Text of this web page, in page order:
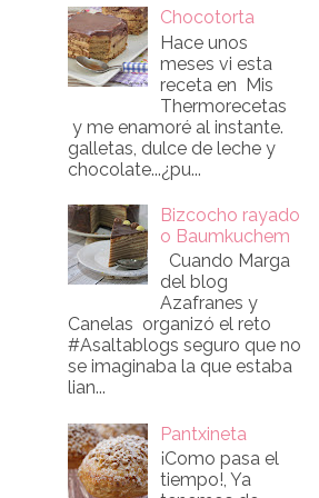
Chocotorta
Hace unos
meses vi esta
receta en Mis
Thermorecetas
y me enamoré al instante.
galletas, dulce de leche y
chocolate...¿pu...
Bizcocho rayado
o Baumkuchem
Cuando Marga
del blog
Azafranes y
Canelas organizó el reto
#Asaltablogs seguro que no
se imaginaba la que estaba
lian...
Pantxineta
¡Como pasa el
tiempo!, Ya